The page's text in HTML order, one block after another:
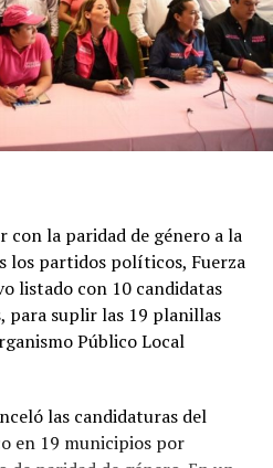
con la paridad de género a la
los partidos políticos, Fuerza
listado con 10 candidatas
para suplir las 19 planillas
Público Local
las candidaturas del
en 19 municipios por